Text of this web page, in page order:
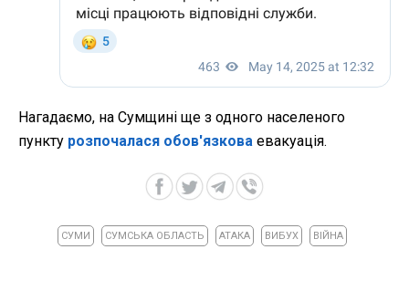
Нагадаємо, на Сумщині ще з одного населеного
пункту розпочалася обов'язкова евакуація.
СУМИ СУМСЬКА ОБЛАСТЬ АТАКА ВИБУХ ВІЙНА